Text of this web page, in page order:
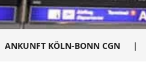
ANKUNFT KÖLN-BONN CGN |